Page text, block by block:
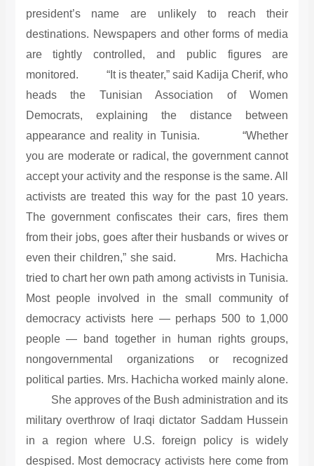
president’s name are unlikely to reach their
destinations. Newspapers and other forms of media
are tightly controlled, and public figures are
monitored. “It is theater,” said Kadija Cherif, who
heads the Tunisian Association of Women
Democrats, explaining the distance between
appearance and reality in Tunisia. “Whether
you are moderate or radical, the government cannot
accept your activity and the response is the same. All
activists are treated this way for the past 10 years.
The government confiscates their cars, fires them
from their jobs, goes after their husbands or wives or
even their children,” she said. Mrs. Hachicha
tried to chart her own path among activists in Tunisia.
Most people involved in the small community of
democracy activists here — perhaps 500 to 1,000
people — band together in human rights groups,
nongovernmental organizations or recognized
political parties. Mrs. Hachicha worked mainly alone.
She approves of the Bush administration and its
military overthrow of Iraqi dictator Saddam Hussein
in a region where U.S. foreign policy is widely
despised. Most democracy activists here come from